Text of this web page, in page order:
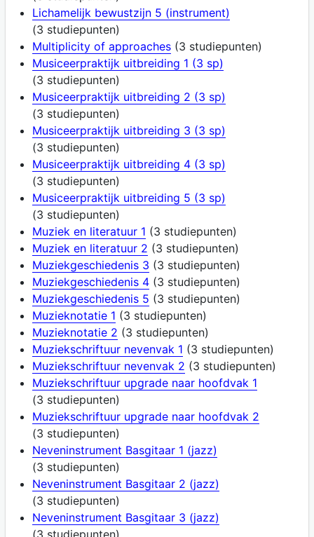
Lichamelijk bewustzijn 5 (instrument)
(3 studiepunten)
Multiplicity of approaches(3 studiepunten)
Musiceerpraktijk uitbreiding 1 (3 sp)
(3 studiepunten)
Musiceerpraktijk uitbreiding 2 (3 sp)
(3 studiepunten)
Musiceerpraktijk uitbreiding 3 (3 sp)
(3 studiepunten)
Musiceerpraktijk uitbreiding 4 (3 sp)
(3 studiepunten)
Musiceerpraktijk uitbreiding 5 (3 sp)
(3 studiepunten)
Muziek en literatuur 1 (3 studiepunten)
Muziek en literatuur 2 (3 studiepunten)
Muziekgeschiedenis 3 (3 studiepunten)
Muziekgeschiedenis 4(3 studiepunten)
Muziekgeschiedenis 5 (3 studiepunten)
Muzieknotatie 1 (3 studiepunten)
Muzieknotatie 2 (3 studiepunten)
Muziekschriftuur nevenvak 1 (3 studiepunten)
Muziekschriftuur nevenvak 2 (3 studiepunten)
Muziekschriftuur upgrade naar hoofdvak 1
(3 studiepunten)
Muziekschriftuur upgrade naar hoofdvak 2
(3 studiepunten)
Neveninstrument Basgitaar 1 (jazz)
(3 studiepunten)
Neveninstrument Basgitaar 2 (jazz)
(3 studiepunten)
Neveninstrument Basgitaar 3 (jazz)
(3 studiepunten)